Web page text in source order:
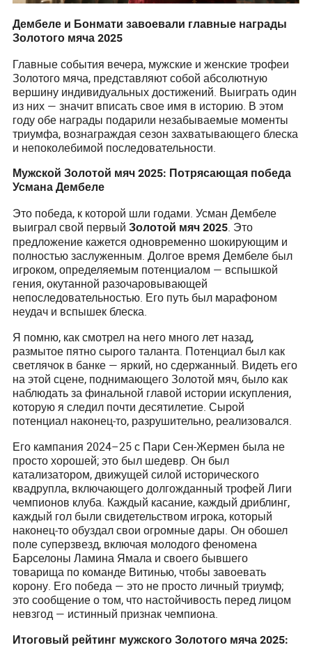
Дембеле и Бонмати завоевали главные награды
Золотого мяча 2025
Главные события вечера, мужские и женские трофеи
Золотого мяча, представляют собой абсолютную
вершину индивидуальных достижений. Выиграть один
из них — значит вписать свое имя в историю. В этом
году обе награды подарили незабываемые моменты
триумфа, вознаграждая сезон захватывающего блеска
и непоколебимой последовательности.
Мужской Золотой мяч 2025: Потрясающая победа
Усмана Дембеле
Это победа, к которой шли годами. Усман Дембеле
выиграл свой первыйЗолотой мяч 2025. Это
предложение кажется одновременно шокирующим и
полностью заслуженным. Долгое время Дембеле был
игроком, определяемым потенциалом — вспышкой
гения, окутанной разочаровывающей
непоследовательностью. Его путь был марафоном
неудач и вспышек блеска.
Я помню, как смотрел на него много лет назад,
размытое пятно сырого таланта. Потенциал был как
светлячок в банке — яркий, но сдержанный. Видеть его
на этой сцене, поднимающего Золотой мяч, было как
наблюдать за финальной главой истории искупления,
которую я следил почти десятилетие. Сырой
потенциал наконец-то, разрушительно, реализовался.
Его кампания 2024–25 с Пари Сен-Жермен была не
просто хорошей; это был шедевр. Он был
катализатором, движущей силой исторического
квадрупла, включающего долгожданный трофей Лиги
чемпионов клуба. Каждый касание, каждый дриблинг,
каждый гол были свидетельством игрока, который
наконец-то обуздал свои огромные дары. Он обошел
поле суперзвезд, включая молодого феномена
Барселоны Ламина Ямала и своего бывшего
товарища по команде Витинью, чтобы завоевать
корону. Его победа — это не просто личный триумф;
это сообщение о том, что настойчивость перед лицом
невзгод — истинный признак чемпиона.
Итоговый рейтинг мужского Золотого мяча 2025: